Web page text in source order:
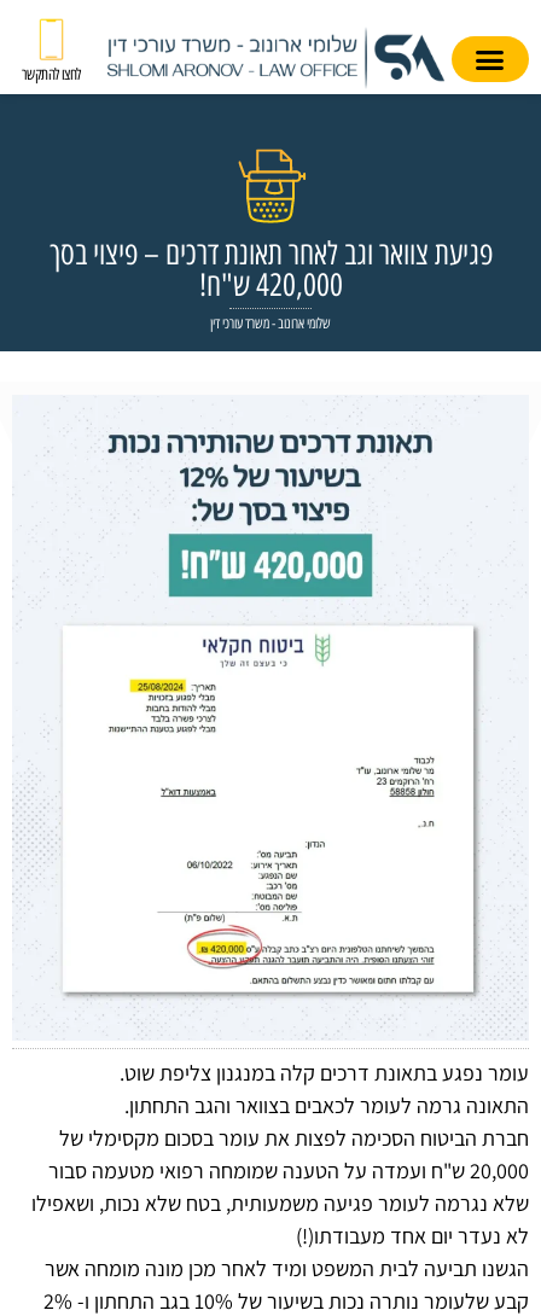
לחצו להתקשר
פגיעת צוואר וגב לאחר תאונת דרכים – פיצוי בסך
420,000 ש"ח!
שלומי ארונוב - משרד עורכי דין
עומר נפגע בתאונת דרכים קלה במנגנון צליפת שוט.
התאונה גרמה לעומר לכאבים בצוואר והגב התחתון.
חברת הביטוח הסכימה לפצות את עומר בסכום מקסימלי של
20,000 ש"ח ועמדה על הטענה שמומחה רפואי מטעמה סבור
שלא נגרמה לעומר פגיעה משמעותית, בטח שלא נכות, ושאפילו
לא נעדר יום אחד מעבודתו(!)
הגשנו תביעה לבית המשפט ומיד לאחר מכן מונה מומחה אשר
קבע שלעומר נותרה נכות בשיעור של 10% בגב התחתון ו- 2%